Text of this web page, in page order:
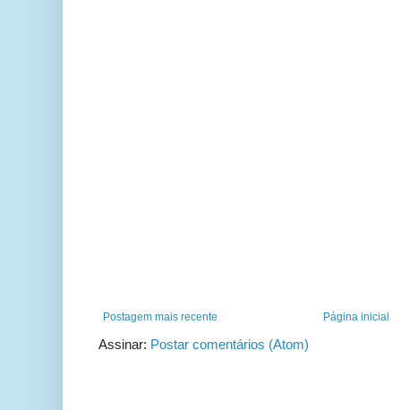
Postagem mais recente Página inicial
Assinar: Postar comentários (Atom)